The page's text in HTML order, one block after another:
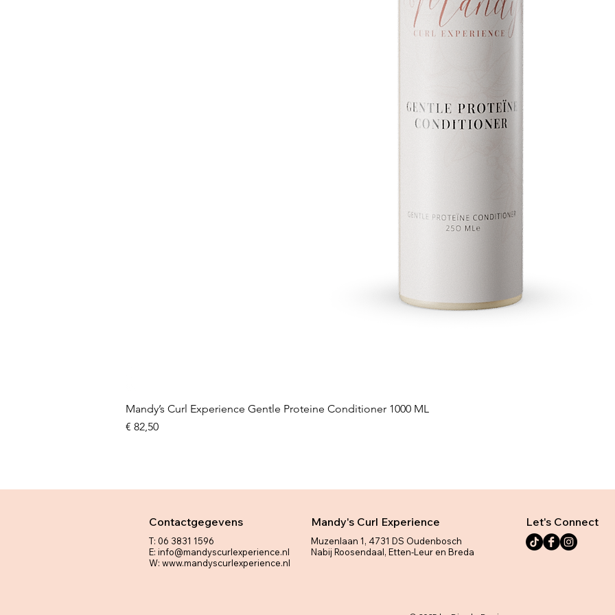
Mandy’s Curl Experience Gentle Proteine Conditioner 1000 ML
Prijs
€ 82,50
Contactgegevens
​T: 06 3831 1596
E: info@mandyscurlexperience.nl
W: www.mandyscurlexperience.nl
Mandy's Curl Experience
Muzenlaan 1, 4731 DS Oudenbosch
Nabij Roosendaal, Etten-Leur en Breda
Let's Connect